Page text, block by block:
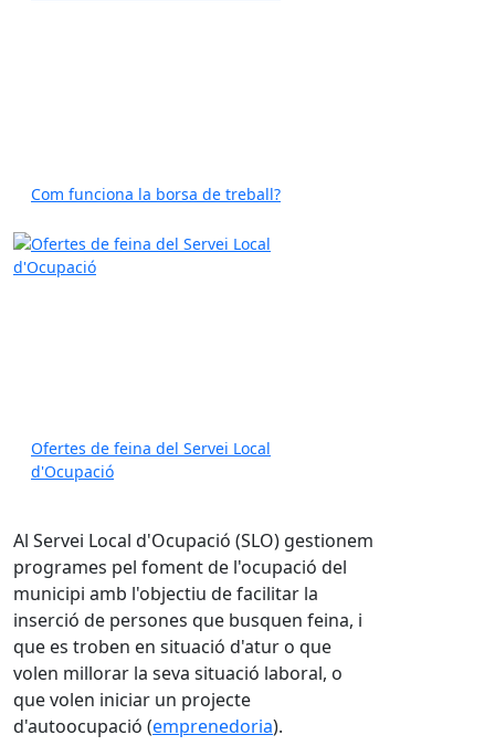
Com funciona la borsa de treball?
Ofertes de feina del Servei Local
d'Ocupació
Al Servei Local d'Ocupació (SLO) gestionem
programes pel foment de l'ocupació del
municipi amb l'objectiu de facilitar la
inserció de persones que busquen feina, i
que es troben en situació d'atur o que
volen millorar la seva situació laboral, o
que volen iniciar un projecte
d'autoocupació (emprenedoria).